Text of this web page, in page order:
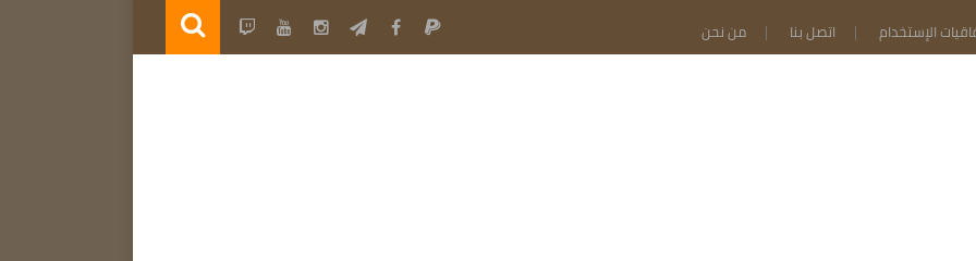
الإستخدام اتصل بنا من نحن